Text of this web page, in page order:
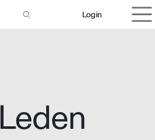
Login
Leden